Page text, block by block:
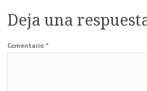
entradas
Deja una
Comentario *